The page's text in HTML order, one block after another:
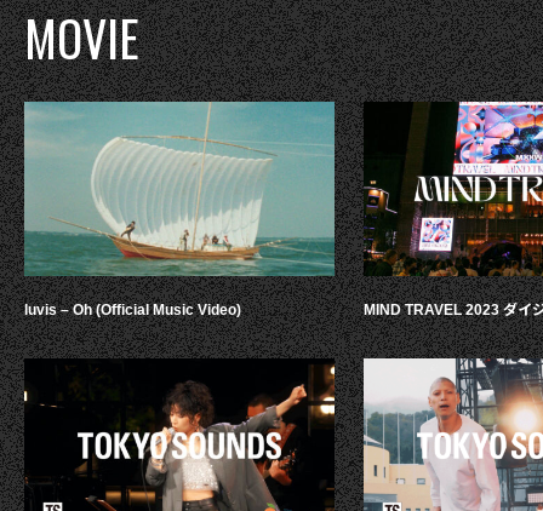
MOVIE
luvis – Oh (Official Music Video) MIND TRAVEL 2023 ダイ